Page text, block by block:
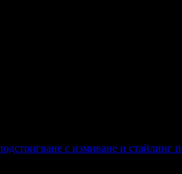
с измиване и стайлинг